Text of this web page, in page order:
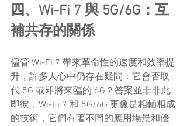
四、Wi-Fi 7 與 5G/6G：互
補共存的關係
儘管 Wi-Fi 7 帶來革命性的速度和效率提
升，許多人心中仍存在疑問：它會否取
代 5G 或即將來臨的 6G？答案並非非此
即彼，Wi-Fi 7 和 5G/6G 更像是相輔相成
的技術，它們有著不同的應用場景和優